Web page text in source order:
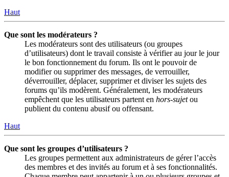
Haut
Que sont les modérateurs ?
Les modérateurs sont des utilisateurs (ou groupes
d’utilisateurs) dont le travail consiste à vérifier au jour le jour
le bon fonctionnement du forum. Ils ont le pouvoir de
modifier ou supprimer des messages, de verrouiller,
déverrouiller, déplacer, supprimer et diviser les sujets des
forums qu’ils modèrent. Généralement, les modérateurs
empêchent que les utilisateurs partent en hors-sujetou
publient du contenu abusif ou offensant.
Haut
Que sont les groupes d’utilisateurs ?
Les groupes permettent aux administrateurs de gérer l’accès
des membres et des invités au forum et à ses fonctionnalités.